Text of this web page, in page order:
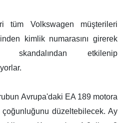
tüm Volkswagen müşterileri
kimlik numarasını girerek
skandalından etkilenip
Avrupa'daki EA 189 motora
düzeltebilecek. Ay